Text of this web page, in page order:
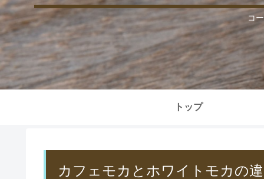
コ
トップ
カフェモカとホワイトモカの